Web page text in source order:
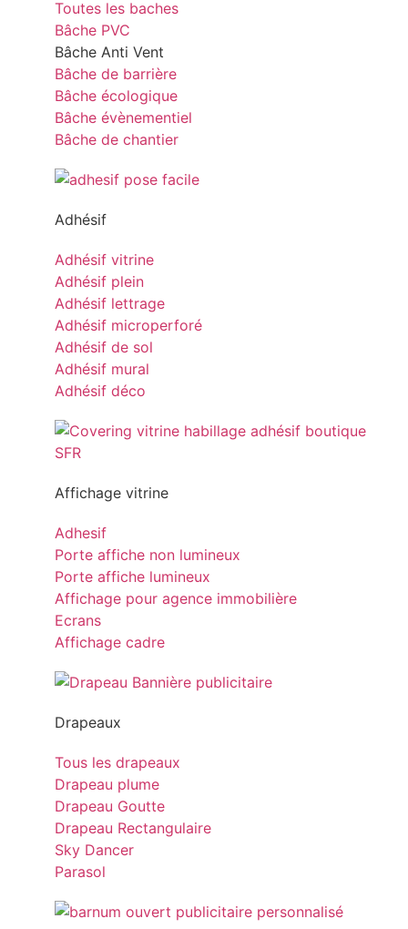
Toutes les baches
Bâche PVC
Bâche Anti Vent
Bâche de barrière
Bâche écologique
Bâche évènementiel
Bâche de chantier
Adhésif
Adhésif vitrine
Adhésif plein
Adhésif lettrage
Adhésif microperforé
Adhésif de sol
Adhésif mural
Adhésif déco
Affichage vitrine
Adhesif
Porte affiche non lumineux
Porte affiche lumineux
Affichage pour agence immobilière
Ecrans
Affichage cadre
Drapeaux
Tous les drapeaux
Drapeau plume
Drapeau Goutte
Drapeau Rectangulaire
Sky Dancer
Parasol